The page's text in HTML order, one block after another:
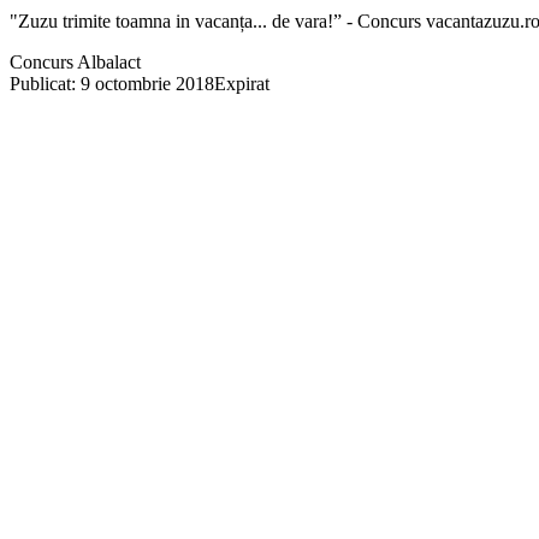
"Zuzu trimite toamna in vacanța... de vara!” - Concurs vacantazuzu.ro
Concurs Albalact
Publicat: 9 octombrie 2018Expirat